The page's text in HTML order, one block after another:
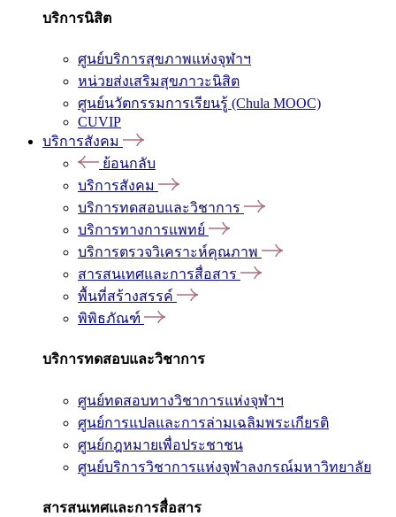
บริการนิสิต
ศูนย์บริการสุขภาพแห่งจุฬาฯ
หน่วยส่งเสริมสุขภาวะนิสิต
ศูนย์นวัตกรรมการเรียนรู้ (Chula MOOC)
CUVIP
บริการสังคม
ย้อนกลับ
บริการสังคม
บริการทดสอบและวิชาการ
บริการทางการแพทย์
บริการตรวจวิเคราะห์คุณภาพ
สารสนเทศและการสื่อสาร
พื้นที่สร้างสรรค์
พิพิธภัณฑ์
บริการทดสอบและวิชาการ
ศูนย์ทดสอบทางวิชาการแห่งจุฬาฯ
ศูนย์การแปลและการล่ามเฉลิมพระเกียรติ
ศูนย์กฎหมายเพื่อประชาชน
ศูนย์บริการวิชาการแห่งจุฬาลงกรณ์มหาวิทยาลัย
สารสนเทศและการสื่อสาร